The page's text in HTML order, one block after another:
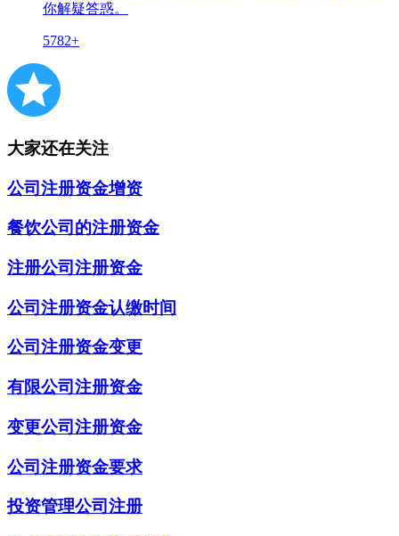
你解疑答惑。
5782+
大家还在关注
公司注册资金增资
餐饮公司的注册资金
注册公司注册资金
公司注册资金认缴时间
公司注册资金变更
有限公司注册资金
变更公司注册资金
公司注册资金要求
投资管理公司注册